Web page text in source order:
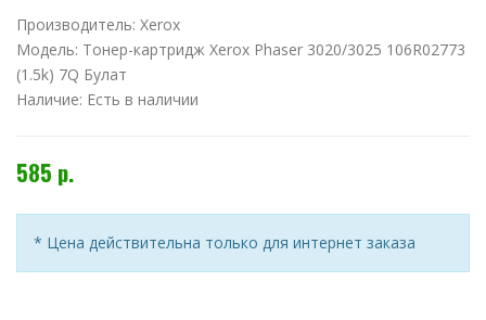
Производитель: Xerox
Модель: Тонер-картридж Xerox Phaser 3020/3025 106R02773
(1.5k) 7Q Булат
Наличие: Есть в наличии
585 р.
* Цена действительна только для интернет заказа